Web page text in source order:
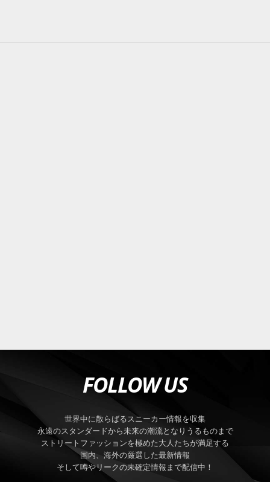
FOLLOW US
世界中に散らばるスニーカー情報を収集
永遠のスタンダードから未来の潮流となりうるものまで
ストリートファッションを極めた大人たちが満足する
国内、海外の厳選した最新情報
そして噂やリークの未確定情報まで配信中！